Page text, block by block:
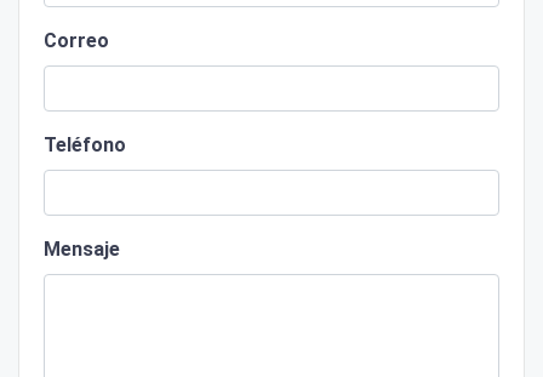
Correo
Teléfono
Mensaje